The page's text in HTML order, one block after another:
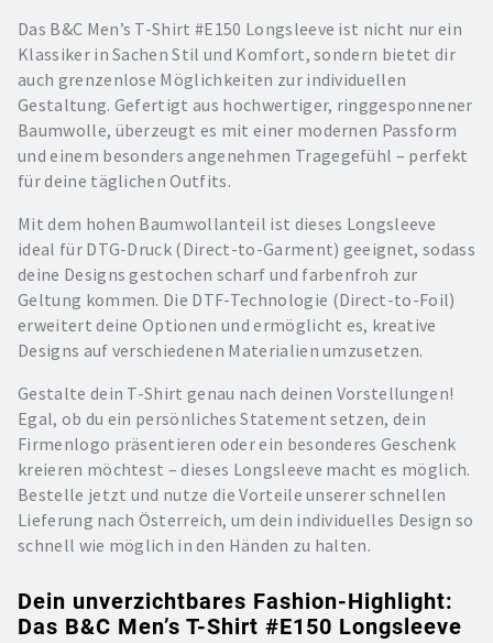
Das B&C Men’s T-Shirt #E150 Longsleeve ist nicht nur ein
Klassiker in Sachen Stil und Komfort, sondern bietet dir
auch grenzenlose Möglichkeiten zur individuellen
Gestaltung. Gefertigt aus hochwertiger, ringgesponnener
Baumwolle, überzeugt es mit einer modernen Passform
und einem besonders angenehmen Tragegefühl – perfekt
für deine täglichen Outfits.
Mit dem hohen Baumwollanteil ist dieses Longsleeve
ideal für DTG-Druck (Direct-to-Garment) geeignet, sodass
deine Designs gestochen scharf und farbenfroh zur
Geltung kommen. Die DTF-Technologie (Direct-to-Foil)
erweitert deine Optionen und ermöglicht es, kreative
Designs auf verschiedenen Materialien umzusetzen.
Gestalte dein T-Shirt genau nach deinen Vorstellungen!
Egal, ob du ein persönliches Statement setzen, dein
Firmenlogo präsentieren oder ein besonderes Geschenk
kreieren möchtest – dieses Longsleeve macht es möglich.
Bestelle jetzt und nutze die Vorteile unserer schnellen
Lieferung nach Österreich, um dein individuelles Design so
schnell wie möglich in den Händen zu halten.
Dein unverzichtbares Fashion-Highlight:
Das B&C Men’s T-Shirt #E150 Longsleeve